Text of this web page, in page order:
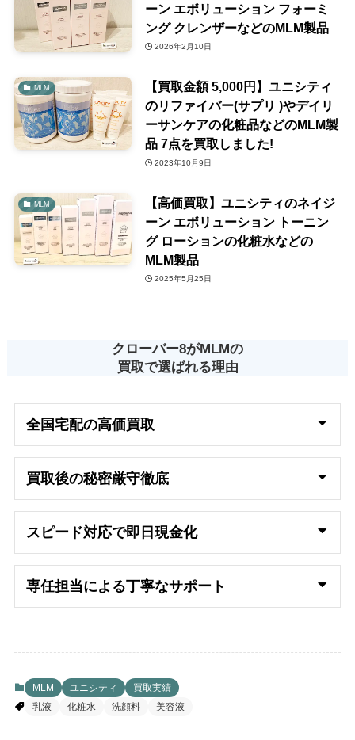
ーン エボリューション フォーミ
ング クレンザーなどのMLM製品
2026年2月10日
MLM
【買取金額 5,000円】ユニシティ
のリファイバー(サプリ )やデイリ
ーサンケアの化粧品などのMLM製
品 7点を買取しました!
2023年10月9日
MLM
【高価買取】ユニシティのネイジ
ーン エボリューション トーニン
グ ローションの化粧水などの
MLM製品
2025年5月25日
クローバー8がMLMの
買取で選ばれる理由
全国宅配の高価買取
買取後の秘密厳守徹底
スピード対応で即日 現金化
専任担当による丁寧なサポート
MLM ユニシティ
買取実績
乳液
化粧水 洗顔料 美容液